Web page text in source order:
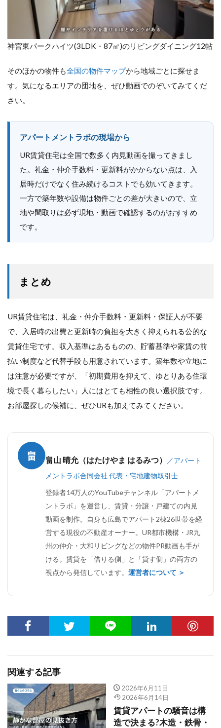
神宮東パークハイツ(3LDK・87㎡)のリビングダイニング12帖
そのほかの物件も全国の物件マップから地域ごとに探せま
す。気になるエリアの団地を、ぜひ動画でのぞいてみてくだ
さい。
アパートメントラボの現場から
UR賃貸住宅は全国で数多く内見動画を撮ってきまし
た。礼金・仲介手数料・更新料がかからない点は、入
居時だけでなく住み続けるコストでも効いてきます。
一方で築年数や設備は物件ごとの差が大きいので、立
地や間取りは必ず現地・動画で確認するのがおすすめ
です。
まとめ
UR賃貸住宅は、礼金・仲介手数料・更新料・保証人が不要
で、入居時の出費と更新時の負担を大きく抑えられる公的な
賃貸住宅です。収入基準はあるものの、貯蓄基準や家賃の前
払い制度など代替手段も用意されています。築年数や立地に
は注意が必要ですが、「初期費用を抑えて、ゆとりある住環
境で長く暮らしたい」人にはとても相性の良い選択肢です。
お部屋探しの候補に、ぜひURも加えてみてください。
畠 畠山 晴允（はたけやま はるみつ）
／アパート
メントラボ合同会社 代表・宅地建物取引士
登録者14万人のYouTubeチャンネル「アパートメ
ントラボ」を運営し、賃貸・分譲・戸建ての内見
動画を制作。自身も広島でアパート2棟26世帯を経
営する現役の不動産オーナー。UR都市機構・JR九
州の仲介・大和リビングなどの物件PR動画も手が
ける。賃貸を「借りる側」と「貸す側」の両方の
視点から発信しています。 運営者について ＞
関連する記事
2026年6月11日
2026年6月14日
賃貸アパートの騒音は構
造で決まる?木造・鉄骨・